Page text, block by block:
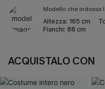
Modello che indossa
Altezza: 165 cm
Fianchi: 88 cm
ACQUISTALO CON